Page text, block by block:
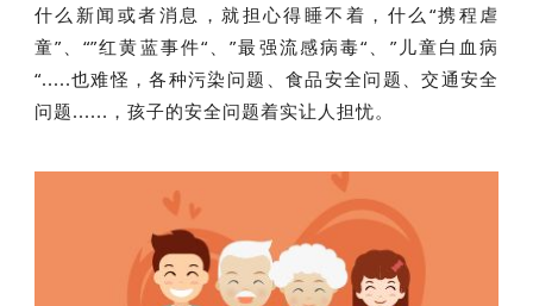
什么新闻或者消息，就担心得睡不着，什么“携程虐
童”、“”红黄蓝事件“、”最强流感病毒“、”儿童白血病
“.....也难怪，各种污染问题、食品安全问题、交通安全
问题......，孩子的安全问题着实让人担忧。